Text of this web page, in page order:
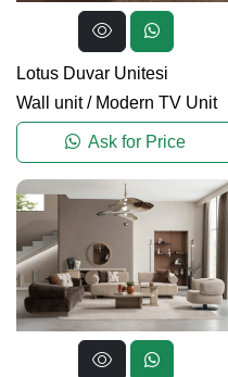
Lotus Duvar Unitesi
Wall unit/ Modern TV Unit
Ask for Price